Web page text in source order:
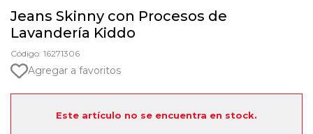
Jeans Skinny con Procesos de
Lavandería Kiddo
Código: 16271306
Agregar a favoritos
Este artículo no se encuentra en stock.